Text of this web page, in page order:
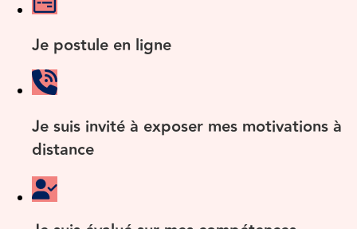
Je postule en ligne
Je suis invité à exposer mes motivations à
distance